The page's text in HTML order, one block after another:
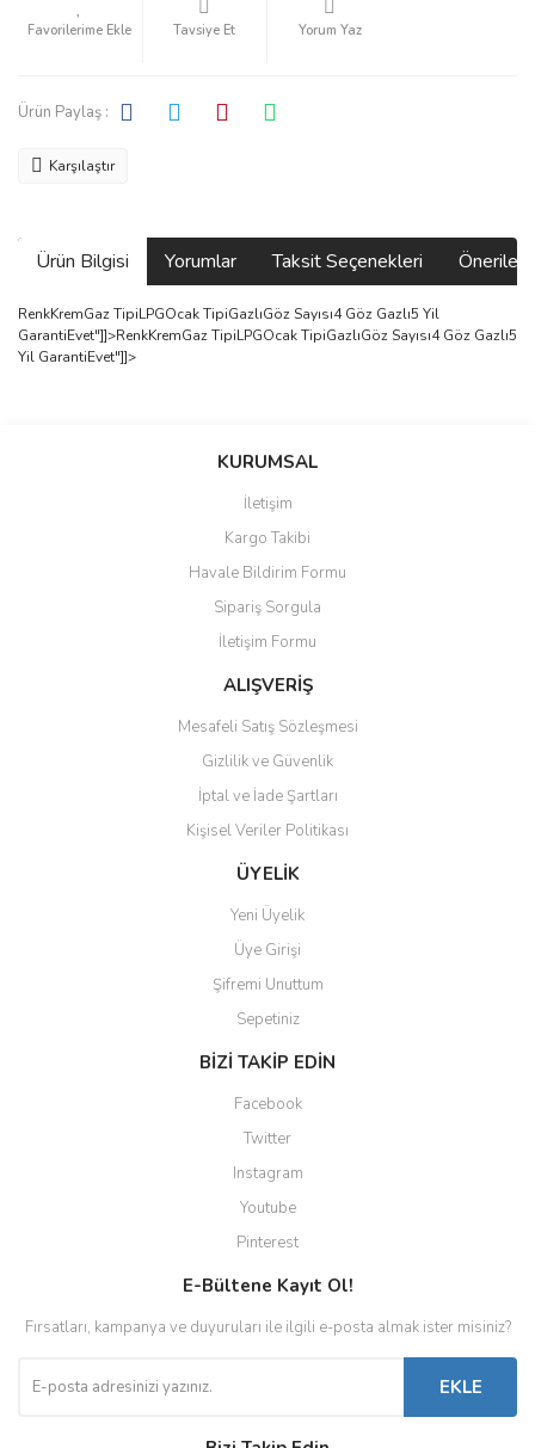
Tavsiye Et Yorum Yaz
Ürün Paylaş :
Karşılaştır
Ürün Bilgisi Yorumlar Taksit Seçenekleri
RenkKremGaz TipiLPGOcak TipiGazlıGöz Sayısı4 Göz Gazlı5 Yil
GarantiEvet"]]>RenkKremGaz TipiLPGOcak TipiGazlıGöz Sayısı4 Göz Gazlı5
Yil GarantiEvet"]]>
Bu ürüne ilk yorumu siz yapın!
Ürün resmi kalitesiz, bozuk veya görüntülenemiyor.
Ürün açıklamasında eksik bilgiler bulunuyor.
Ürün bilgilerinde hatalar bulunuyor.
Ürün fiyatı diğer sitelerden daha pahalı.
Bu ürüne benzer farklı alternatifler olmalı.
Gönder
KURUMSAL
İletişim
Kargo Takibi
Havale Bildirim Formu
Sipariş Sorgula
İletişim Formu
ALIŞVERİŞ
Mesafeli Satış Sözleşmesi
Gizlilik ve Güvenlik
İptal ve İade Şartları
Kişisel Veriler Politikası
ÜYELİK
Yeni Üyelik
Üye Girişi
Şifremi Unuttum
Sepetiniz
BİZİ TAKİP EDİN
Facebook
Twitter
Instagram
Youtube
Pinterest
E-Bültene Kayıt Ol!
Fırsatları, kampanya ve duyuruları ile ilgili e-posta almak ister misiniz?
EKLE